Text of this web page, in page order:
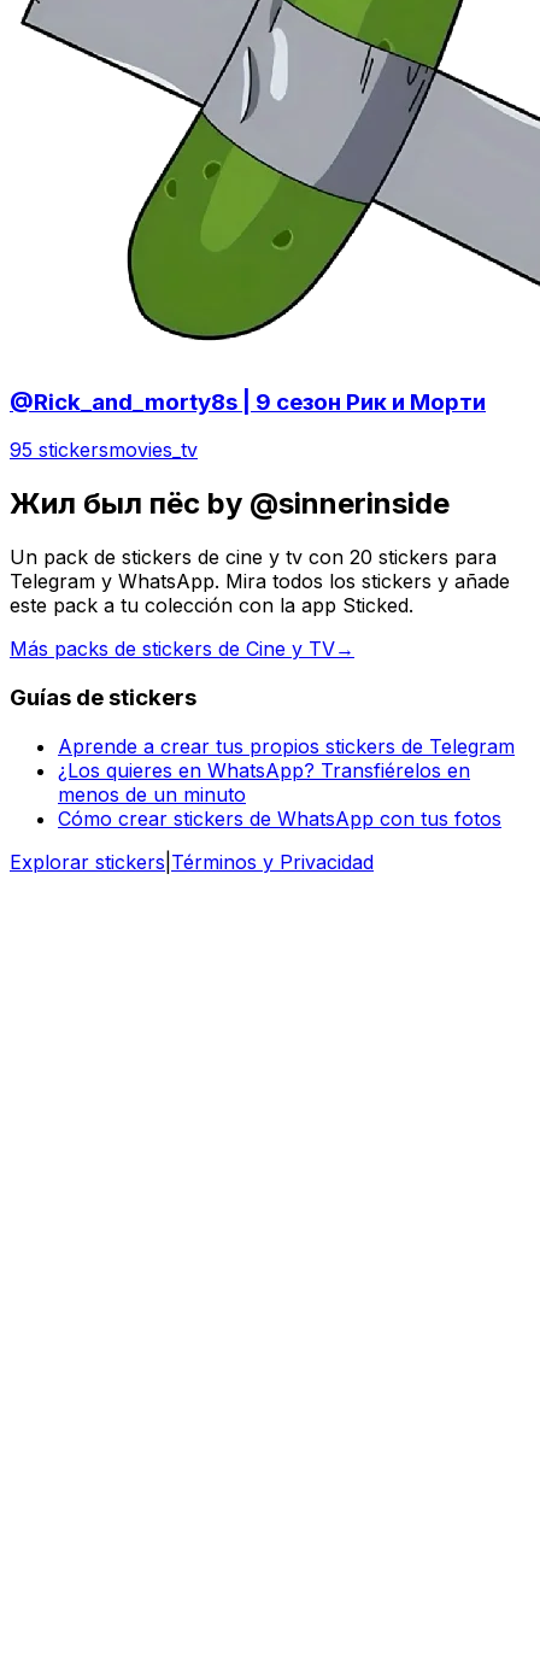
@Rick_and_morty8s | 9 сезон Рик и Морти
95 stickersmovies_tv
Жил был пёс by @sinnerinside
Un pack de stickers de cine y tv con 20 stickers para
Telegram y WhatsApp. Mira todos los stickers y añade
este pack a tu colección con la app Sticked.
Más packs de stickers de Cine y TV→
Guías de stickers
Aprende a crear tus propios stickers de Telegram
¿Los quieres en WhatsApp? Transfiérelos en
menos de un minuto
Cómo crear stickers de WhatsApp con tus fotos
Explorar stickers Términos y Privacidad